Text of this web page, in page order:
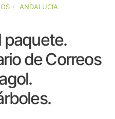
ANDALUCIA
paquete.
de Correos